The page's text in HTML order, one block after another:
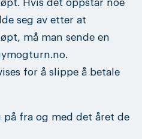
Hvis det oppstår noe
seg av etter at
må man sende en
for å slippe å betale
på fra og med det året de